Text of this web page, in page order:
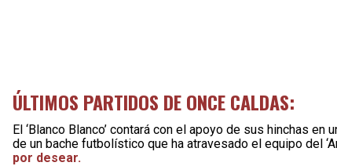
ÚLTIMOS PARTIDOS DE ONCE CALDAS:
El ‘Blanco Blanco’ contará con el apoyo de sus hinchas
de un bache futbolístico que ha atravesado el equipo del
por desear.